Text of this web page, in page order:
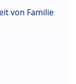
von Familie